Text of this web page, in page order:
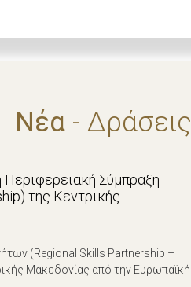
Νέα - Δράσεις
Περιφερειακή Σύμπραξη
της Κεντρικής
(Regional Skills Partnership –
Μακεδονίας από την Ευρωπαϊκή